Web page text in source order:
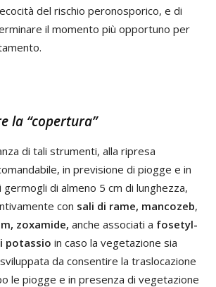
del rischio peronosporico, e di
il momento più opportuno per
la “copertura”
di tali strumenti, alla ripresa
in previsione di piogge e in
di almeno 5 cm di lunghezza,
con sali di rame, mancozeb,
zoxamide, anche associati a fosetyl-
potassio in caso la vegetazione sia
da consentire la traslocazione
le piogge e in presenza di vegetazione